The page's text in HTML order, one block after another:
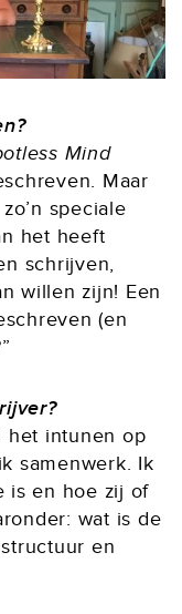
Mind
Maar
speciale
het heeft
schrijven,
willen zijn! Een
(en
het intunen op
samenwerk. Ik
is en hoe zij of
wat is de
en